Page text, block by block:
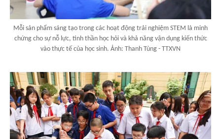
Mỗi sản phẩm sáng tạo trong các hoạt động trải nghiệm STEM là minh
chứng cho sự nỗ lực, tinh thần học hỏi và khả năng vận dụng kiến thức
vào thực tế của học sinh. Ảnh: Thanh Tùng - TTXVN